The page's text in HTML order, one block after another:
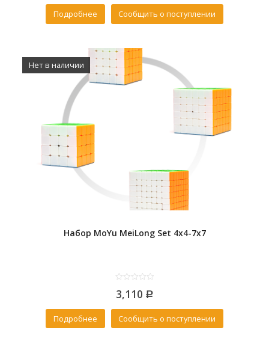
5
Подробнее Сообщить о поступлении
Нет в наличии
Набор MoYu MeiLong Set 4x4-7x7
out
5
3,110 Р
Подробнее Сообщить о поступлении